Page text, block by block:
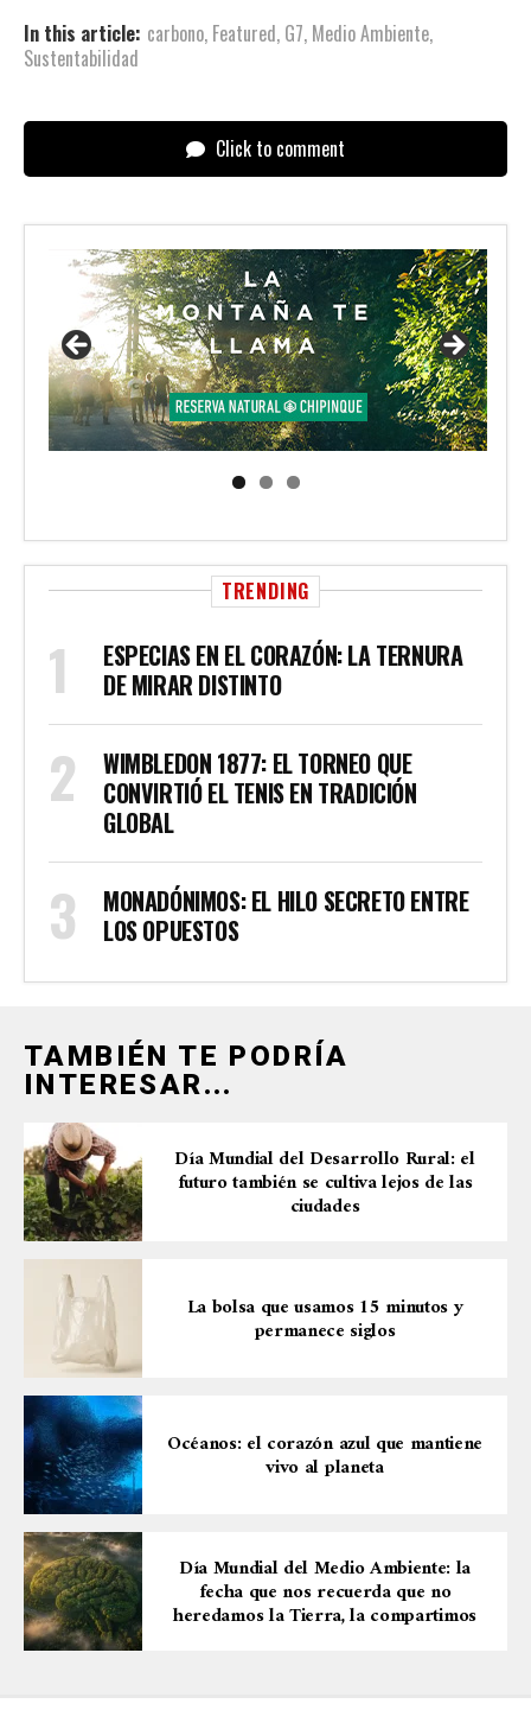
In this article: carbono, Featured, G7, Medio Ambiente,
Sustentabilidad
Click to comment
TRENDING
ESPECIAS EN EL CORAZÓN: LA TERNURA
DE MIRAR DISTINTO
WIMBLEDON 1877: EL TORNEO QUE
CONVIRTIÓ EL TENIS EN TRADICIÓN
GLOBAL
MONADÓNIMOS: EL HILO SECRETO ENTRE
LOS OPUESTOS
TAMBIÉN TE PODRÍA
INTERESAR...
Día Mundial del Desarrollo Rural: el
futuro también se cultiva lejos de las
ciudades
La bolsa que usamos 15 minutos y
permanece siglos
Océanos: el corazón azul que mantiene
vivo al planeta
Día Mundial del Medio Ambiente: la
fecha que nos recuerda que no
heredamos la Tierra, la compartimos